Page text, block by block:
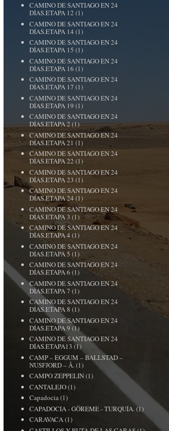
CAMINO DE SANTIAGO EN 24
DÍAS.ETAPA 12 (1)
CAMINO DE SANTIAGO EN 24
DÍAS.ETAPA 14 (1)
CAMINO DE SANTIAGO EN 24
DÍAS.ETAPA 15 (1)
CAMINO DE SANTIAGO EN 24
DÍAS.ETAPA 16 (1)
CAMINO DE SANTIAGO EN 24
DÍAS.ETAPA 17 (1)
CAMINO DE SANTIAGO EN 24
DÍAS.ETAPA 19 (1)
CAMINO DE SANTIAGO EN 24
DÍAS.ETAPA 2 (1)
CAMINO DE SANTIAGO EN 24
DÍAS.ETAPA 21 (1)
CAMINO DE SANTIAGO EN 24
DÍAS.ETAPA 22 (1)
CAMINO DE SANTIAGO EN 24
DÍAS.ETAPA 23 (1)
CAMINO DE SANTIAGO EN 24
DÍAS.ETAPA 24 (1)
CAMINO DE SANTIAGO EN 24
DÍAS.ETAPA 3 (1)
CAMINO DE SANTIAGO EN 24
DÍAS.ETAPA 4 (1)
CAMINO DE SANTIAGO EN 24
DÍAS.ETAPA 5 (1)
CAMINO DE SANTIAGO EN 24
DÍAS.ETAPA 6 (1)
CAMINO DE SANTIAGO EN 24
DÍAS.ETAPA 7 (1)
CAMINO DE SANTIAGO EN 24
DÍAS.ETAPA 8 (1)
CAMINO DE SANTIAGO EN 24
DÍAS.ETAPA 9 (1)
CAMINO DE SANTIAGO EN 24
DÍAS.ETAPA13 (1)
CAMP – EGGUM – BALLSTAD –
NUSFJORD – Å. (1)
CAMPO ZEPPELIN(1)
CANTALEJO(1)
Capadocia(1)
CAPADOCIA - GÖREME - TURQUÍA. (1)
CARAVACA(1)